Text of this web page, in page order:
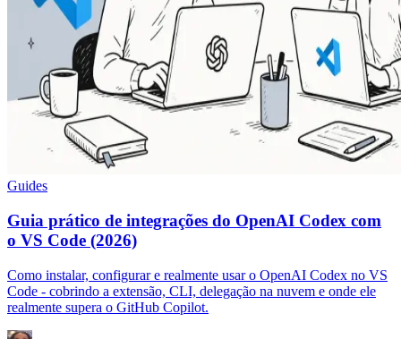
Guides
Guia prático de integrações do OpenAI Codex com
o VS Code (2026)
Como instalar, configurar e realmente usar o OpenAI Codex no VS
Code - cobrindo a extensão, CLI, delegação na nuvem e onde ele
realmente supera o GitHub Copilot.